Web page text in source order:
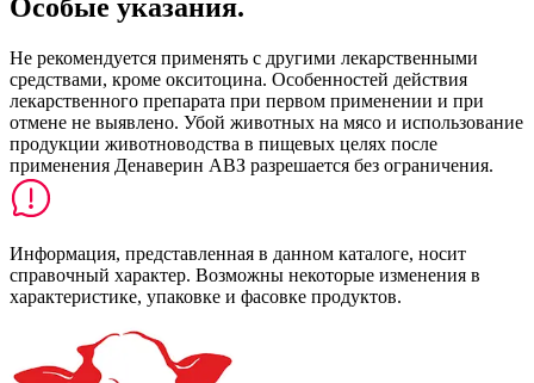
Особые указания.
Не рекомендуется применять с другими лекарственными
средствами, кроме окситоцина. Особенностей действия
лекарственного препарата при первом применении и при
отмене не выявлено. Убой животных на мясо и использование
продукции животноводства в пищевых целях после
применения Денаверин АВЗ разрешается без ограничения.
Информация, представленная в данном каталоге, носит
справочный характер. Возможны некоторые изменения в
характеристике, упаковке и фасовке продуктов.